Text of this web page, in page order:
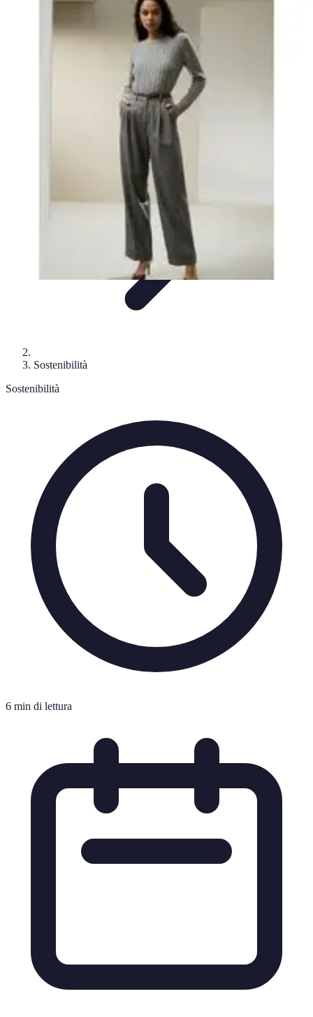
Smartphone e Accessori
Elettrodomestici
Elettrodomestici AspirapolvereTendenze
Sostenibilità
Sostenibilità
6 min di lettura